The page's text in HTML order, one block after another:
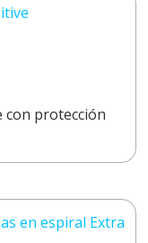
con protección